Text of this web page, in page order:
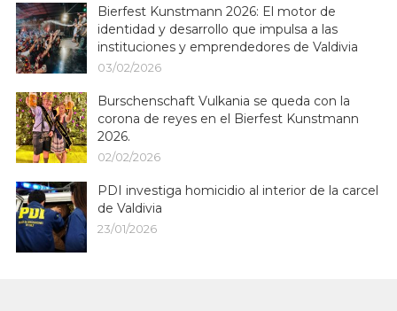
Bierfest Kunstmann 2026: El motor de
identidad y desarrollo que impulsa a las
instituciones y emprendedores de Valdivia
03/02/2026
Burschenschaft Vulkania se queda con la
corona de reyes en el Bierfest Kunstmann
2026.
02/02/2026
PDI investiga homicidio al interior de la carcel
de Valdivia
23/01/2026